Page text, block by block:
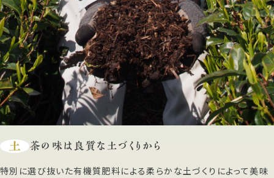
土 茶の味は良質な土づくりから
特別に選び抜いた有機質肥料による柔らかな土づくりによって美味